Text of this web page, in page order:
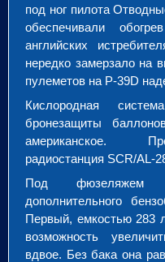
под ног пилота
обеспечивали
английских
нередко замерзало на
пулеметов на P-39D
Кислородная
бронезащиты
американское.
радиостанция SCR/AL-
Под фюзеляжем
дополнительного
Первый, емкостью 283
возможность
вдвое. Без бака она